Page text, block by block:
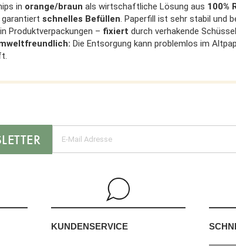
in orange/braun als wirtschaftliche Lösung aus 100%
schnelles Befüllen. Paperfill ist sehr stabil und
Produktverpackungen – fixiert durch verhakende
Die Entsorgung kann problemlos im
KUNDENSERVICE